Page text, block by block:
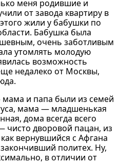
меня родившие и
от завода квартиру в
жили у бабушки по
Бабушка была
очень заботливым
утомлять молодую
возможность
недалеко от Москвы,
мама и папа были из семей
мама — младшенькая
дома всегда всего
чисто дворовой пацан, из
вернувшийся с Афгана
политех. Ну,
в отличии от